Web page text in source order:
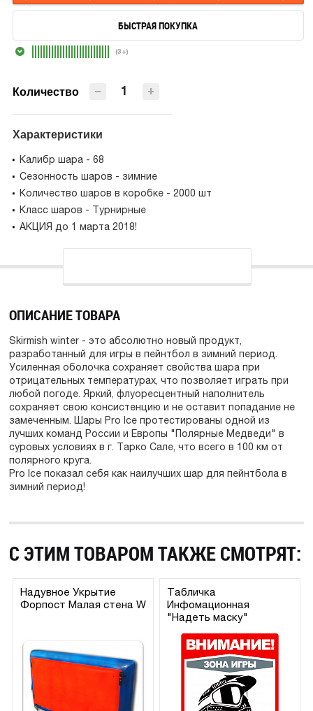
В КОРЗИНУ
БЫСТРАЯ ПОКУПКА
(3+)
Количество +
−
Характеристики
Калибр шара - 68
Сезонность шаров - зимние
Количество шаров в коробке - 2000 шт
Класс шаров - Турнирные
АКЦИЯ до 1 марта 2018!
ОПИСАНИЕ ТОВАРА
Skirmish winter - это абсолютно новый продукт,
разработанный для игры в пейнтбол в зимний период.
Усиленная оболочка сохраняет свойства шара при
отрицательных температурах, что позволяет играть при
любой погоде. Яркий, флуоресцентный наполнитель
сохраняет свою консистенцию и не оставит попадание не
замеченным. Шары Pro Ice протестированы одной из
лучших команд России и Европы "Полярные Медведи" в
суровых условиях в г. Тарко Сале, что всего в 100 км от
полярного круга.
Pro Ice показал себя как наилучших шар для пейнтбола в
зимний период!
С ЭТИМ ТОВАРОМ ТАКЖЕ СМОТРЯТ:
Надувное Укрытие
Форпост Малая стена W
Табличка
Инфомационная
"Надеть маску"